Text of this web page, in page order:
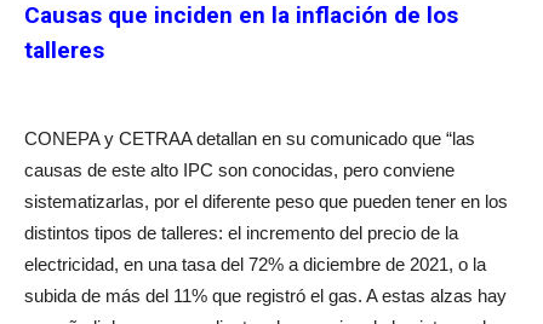
Causas que inciden en la inflación de los
talleres
CONEPA y CETRAA detallan en su comunicado que “las
causas de este alto IPC son conocidas, pero conviene
sistematizarlas, por el diferente peso que pueden tener en los
distintos tipos de talleres: el incremento del precio de la
electricidad, en una tasa del 72% a diciembre de 2021, o la
subida de más del 11% que registró el gas. A estas alzas hay